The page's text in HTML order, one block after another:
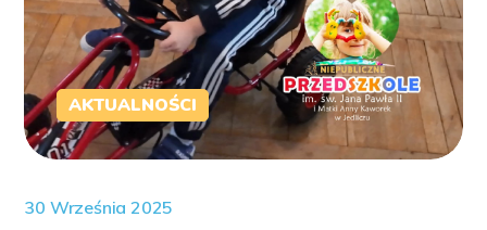
AKTUALNOŚCI
30 Września 2025